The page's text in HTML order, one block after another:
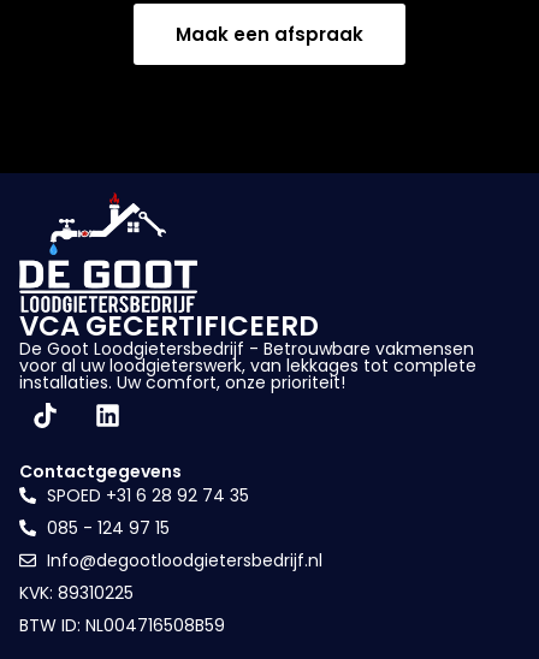
Maak een afspraak
VCA GECERTIFICEERD
De Goot Loodgietersbedrijf - Betrouwbare vakmensen
voor al uw loodgieterswerk, van lekkages tot complete
installaties. Uw comfort, onze prioriteit!
Contactgegevens
SPOED +31 6 28 92 74 35
085 - 124 97 15
Info@degootloodgietersbedrijf.nl
KVK: 89310225
BTW ID: NL004716508B59